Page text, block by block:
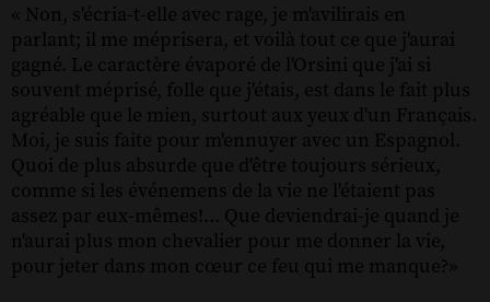
« Non, s'écria-t-elle avec rage, je m'avilirais en
parlant; il me méprisera, et voilà tout ce que j'aurai
gagné. Le caractère évaporé de l'Orsini que j'ai si
souvent méprisé, folle que j'étais, est dans le fait plus
agréable que le mien, surtout aux yeux d'un Français.
Moi, je suis faite pour m'ennuyer avec un Espagnol.
Quoi de plus absurde que d'être toujours sérieux,
comme si les événemens de la vie ne l'étaient pas
assez par eux-mêmes!... Que deviendrai-je quand je
n'aurai plus mon chevalier pour me donner la vie,
pour jeter dans mon cœur ce feu qui me manque?»